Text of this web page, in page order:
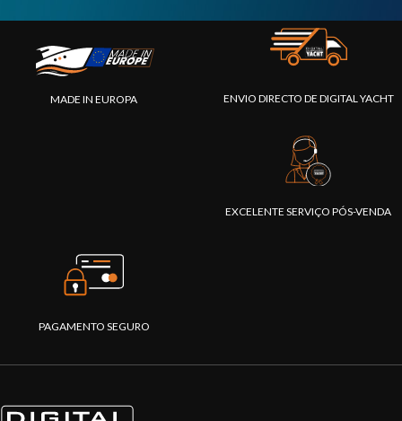
MADE IN EUROPA ENVIO DIRECTO DE DIGITAL YACHT
EXCELENTE SERVIÇO PÓS-VENDA
PAGAMENTO SEGURO